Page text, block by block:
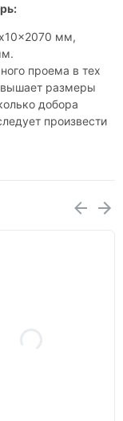
мм,
проема в тех
размеры
добора
произвести